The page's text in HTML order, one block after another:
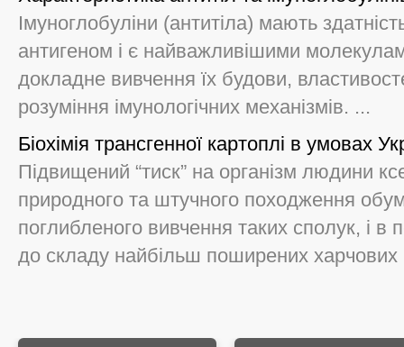
Імуноглобуліни (антитіла) мають
антигеном і є найважливішими
докладне вивчення їх будови,
розуміння імунологічних механізмів. ...
Біохімія трансгенної картоплі в умовах
Підвищений “тиск” на організм людини
природного та штучного походження
поглибленого вивчення таких сполук, і в
до складу найбільш поширених харчових